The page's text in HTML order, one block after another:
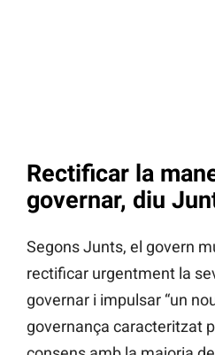
Rectificar la
governar, diu
Segons Junts, el govern
rectificar urgentment la
governar i impulsar “un
governança caracteritzat